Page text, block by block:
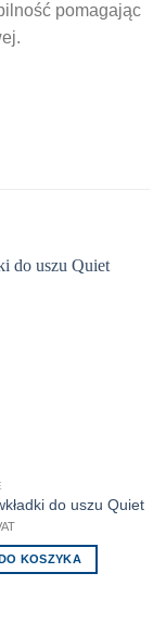
pomagając
do uszu Quiet
KOSZYKA